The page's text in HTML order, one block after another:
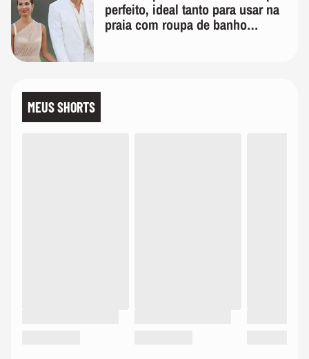
perfeito, ideal tanto para usar na
praia com roupa de banho
MEUS SHORTS